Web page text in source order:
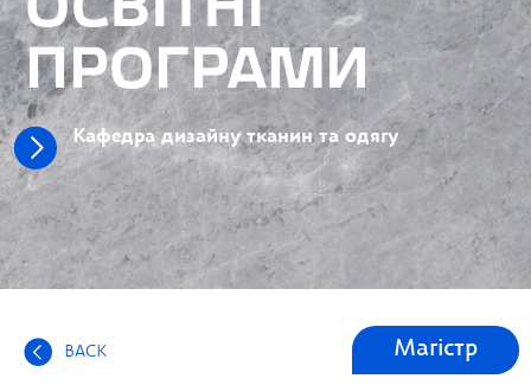
ПРОГРАМИ
Кафедра дизайну тканин та одягу
BACK Магістр